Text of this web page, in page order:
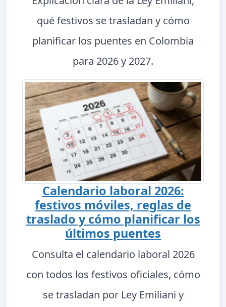
qué festivos se trasladan y cómo
planificar los puentes en Colombia
para 2026 y 2027.
Calendario laboral 2026:
festivos móviles, reglas de
traslado y cómo planificar los
últimos puentes
Consulta el calendario laboral 2026
con todos los festivos oficiales, cómo
se trasladan por Ley Emiliani y